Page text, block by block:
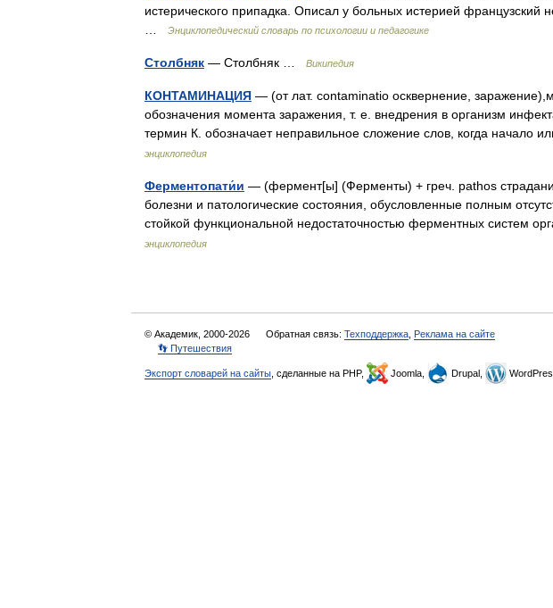
истерического припадка. Описал у больных истерией французский
Энциклопедический словарь по психологии и педагогике
Столбняк — Столбняк … Википедия
КОНТАМИНАЦИЯ — (от лат. contaminatio осквернение,
обозначения момента заражения, т. е. внедрения в организм
термин К. обозначает неправильное сложение слов, когда начало
энциклопедия
Ферментопати́и — (фермент[ы] (Ферменты) + греч. pathos
болезни и патологические состояния, обусловленные полным
стойкой функциональной недостаточностью ферментных систем
энциклопедия
© Академик, 2000-2026 Обратная связь: Техподдержка Реклама на сайте
👣 Путешествия
Экспорт словарей на сайты , сделанные на PHP, Joomla, Drupal,